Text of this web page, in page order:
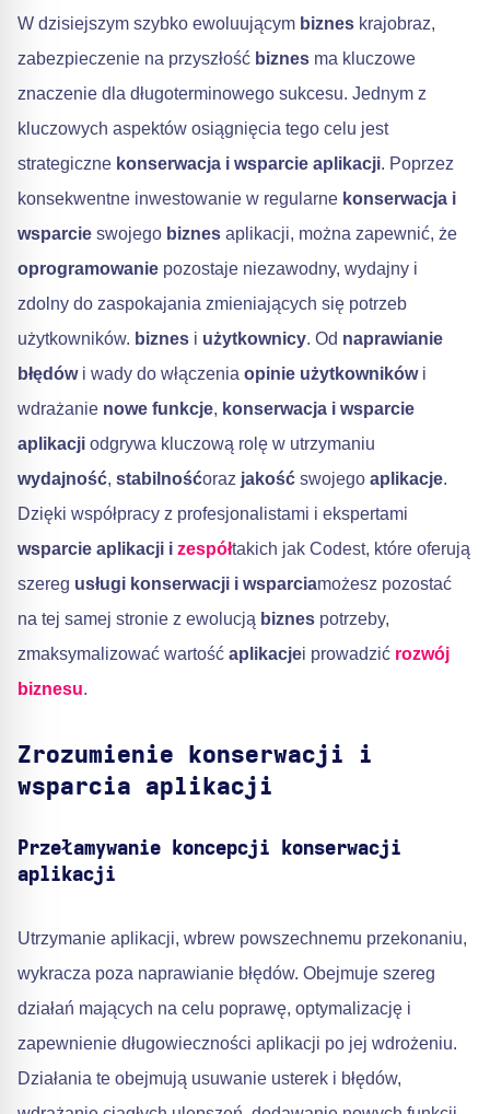
W dzisiejszym szybko ewoluującym biznes krajobraz,
zabezpieczenie na przyszłość biznes ma kluczowe
znaczenie dla długoterminowego sukcesu. Jednym z
kluczowych aspektów osiągnięcia tego celu jest
strategiczne konserwacja i wsparcie aplikacji. Poprzez
konsekwentne inwestowanie w regularne konserwacja i
wsparcie swojego biznes aplikacji, można zapewnić, że
oprogramowanie pozostaje niezawodny, wydajny i
zdolny do zaspokajania zmieniających się potrzeb
użytkowników. biznes i użytkownicy. Od naprawianie
błędówi wady do włączenia opinie użytkownikówi
wdrażanie nowe funkcje, konserwacja i wsparcie
aplikacji odgrywa kluczową rolę w utrzymaniu
wydajność, stabilnośćoraz jakość swojego aplikacje.
Dzięki współpracy z profesjonalistami i ekspertami
wsparcie aplikacji i zespółtakich jak Codest, które oferują
szereg usługi konserwacji i wsparciamożesz pozostać
na tej samej stronie z ewolucją biznes potrzeby,
zmaksymalizować wartość aplikacjei prowadzić rozwój
biznesu.
Zrozumienie konserwacji i
wsparcia aplikacji
Przełamywanie koncepcji konserwacji
aplikacji
Utrzymanie aplikacji, wbrew powszechnemu przekonaniu,
wykracza poza naprawianie błędów. Obejmuje szereg
działań mających na celu poprawę, optymalizację i
zapewnienie długowieczności aplikacji po jej wdrożeniu.
Działania te obejmują usuwanie usterek i błędów,